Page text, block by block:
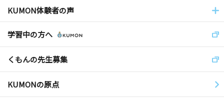
KUMON体験者の声
学習中の方へ
くもんの先生募集
KUMONの原点